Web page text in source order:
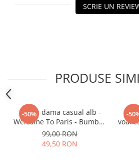
SCRIE UN
PRODUSE
-50%
Tricou dama casual alb -
Welcome To Paris - Bumbac
Organic
99,00 RON
49,50 RON
-
voal